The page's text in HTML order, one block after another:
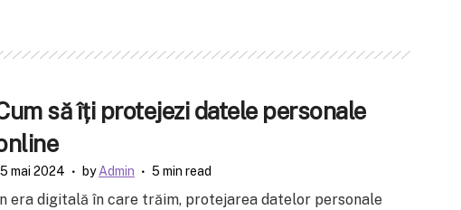
să îți protejezi datele personale
mai 2024 byAdmin 5 min read
era digitală în care trăim, protejarea datelor personale